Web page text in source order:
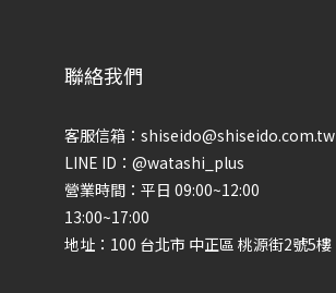
聯絡我們
客服信箱：shiseido@shiseido.com.tw
LINE ID：@watashi_plus
營業時間：平日 09:00~12:00
13:00~17:00
地址：100 台北市 中正區 桃源街2號5樓